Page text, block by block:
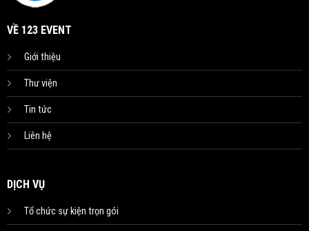
VỀ 123 EVENT
Giới thiệu
Thư viện
Tin tức
Liên hệ
DỊCH VỤ
Tổ chức sự kiện trọn gói